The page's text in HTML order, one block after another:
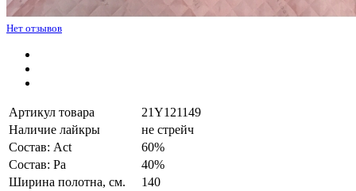
Нет отзывов
Артикул товара
21Y121149
Наличие лайкры
не стрейч
Состав: Act
60%
Состав: Pa
40%
Ширина полотна, см.
140